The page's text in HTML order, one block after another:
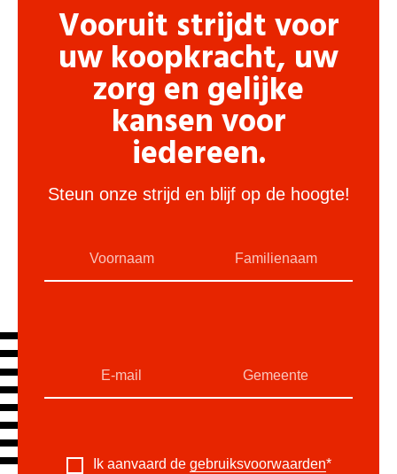
Vooruit strijdt voor
uw koopkracht, uw
zorg en gelijke
kansen voor
iedereen.
Steun onze strijd en blijf op de hoogte!
Ik aanvaard de gebruiksvoorwaarden*